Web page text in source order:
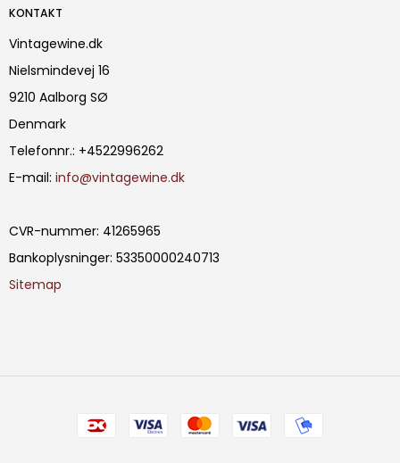
KONTAKT
Vintagewine.dk
Nielsmindevej 16
9210 Aalborg SØ
Denmark
Telefonnr.: +4522996262
E-mail: info@vintagewine.dk
CVR-nummer: 41265965
Bankoplysninger: 53350000240713
Sitemap